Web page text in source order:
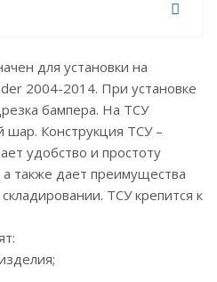
для установки на
2004-2014. При установке
бампера. На ТСУ
Конструкция ТСУ –
удобство и простоту
также дает преимущества
ТСУ крепится к